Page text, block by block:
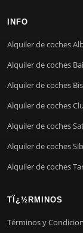
INFO
Alquiler de coches
Alquiler de coches
Alquiler de coches
Alquiler de coches
Alquiler de coches
Alquiler de coches
Alquiler de coches
TÏ¿½RMINOS
Términos y